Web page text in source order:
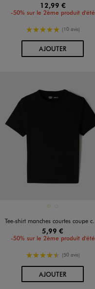
12,99 €
-50% sur le 2ème produit d'été
5/5 de moyenne
(10 avis)
AJOUTERAU PANIER
Tee-shirt manches courtes coupe courte fille
5,99 €
-50% sur le 2ème produit d'été
4.5/5 de moyenne
(50 avis)
AJOUTERAU PANIER